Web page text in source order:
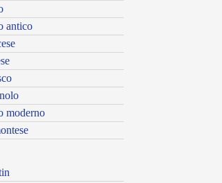
antico
moderno